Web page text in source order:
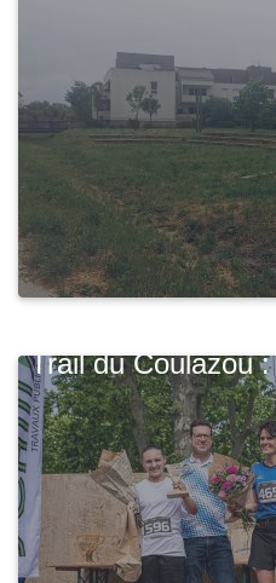
Trail du Coulazou